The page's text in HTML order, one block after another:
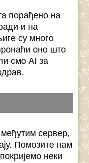
порађено на
и на
су много
оно што
смо AI за
сервер,
Помозите нам
неки